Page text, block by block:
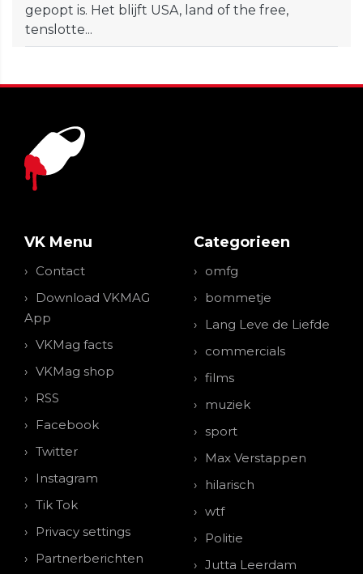
gepopt is. Het blijft USA, land of the free,
tenslotte...
VK Menu
Contact
Download VKMAG
App
VKMag facts
VKMag shop
RSS
Facebook
Twitter
Instagram
Tik Tok
Privacy settings
Partnerberichten
Categorieen
omfg
bommetje
Lang Leve de Liefde
commercials
films
muziek
sport
Max Verstappen
hilarisch
wtf
Politie
Jutta Leerdam